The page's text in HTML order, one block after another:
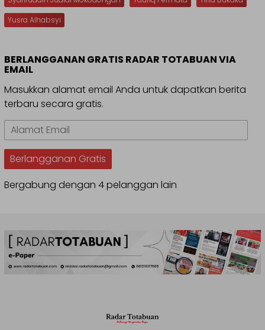
Yusra Alhabsyi
BERLANGGANAN GRATIS RADAR TOTABUAN VIA
EMAIL
Masukkan alamat email Anda untuk dapatkan berita
terbaru secara gratis.
Alamat
Email
Berlangganan Gratis
Bergabung dengan 4 pelanggan lain